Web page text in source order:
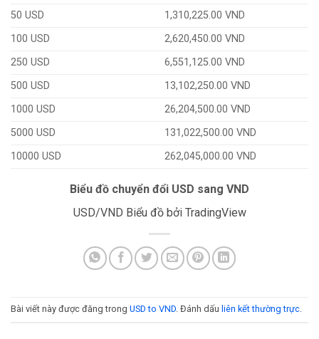
50 USD
1,310,225.00 VND
100 USD
2,620,450.00 VND
250 USD
6,551,125.00 VND
500 USD
13,102,250.00 VND
1000 USD
26,204,500.00 VND
5000 USD
131,022,500.00 VND
10000 USD
262,045,000.00 VND
Biểu đồ chuyển đổi USD sang VND
USD/VND Biểu đồbởi TradingView
Bài viết này được đăng trong USD to VND . Đánh dấu liên kết thường trực